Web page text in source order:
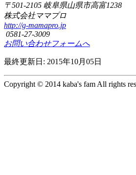
〒501-2105 岐阜県山県市高富1238
株式会社ママプロ
http://g-mamapro.jp
0581-27-3009
お問い合わせフォームへ
最終更新日: 2015年10月05日
Copyright © 2014 kaba's fam All rights